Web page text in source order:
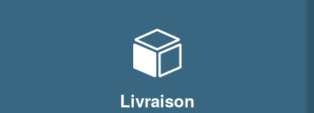
Livraison